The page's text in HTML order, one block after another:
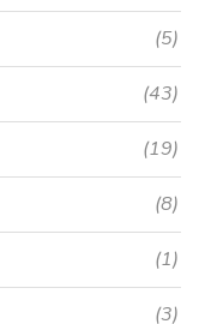
(5)
(43)
(19)
(8)
(1)
(3)